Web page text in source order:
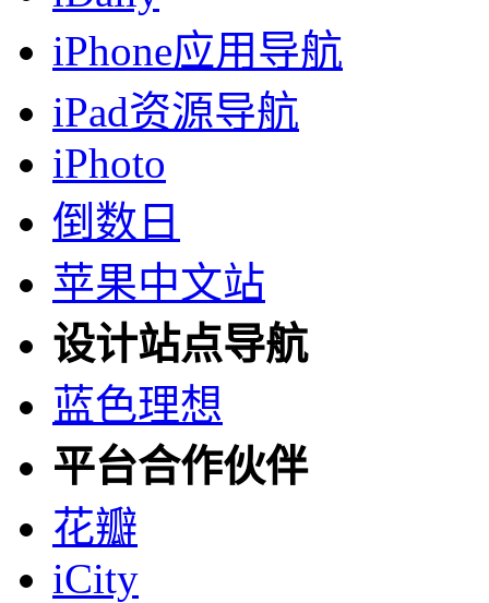
iPhone应用导航
iPad资源导航
iPhoto
倒数日
苹果中文站
设计站点导航
蓝色理想
平台合作伙伴
花瓣
iCity